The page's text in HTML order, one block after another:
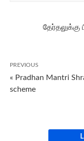
தேர்தலுக்கு
PREVIOUS
« Pradhan Mantri
scheme